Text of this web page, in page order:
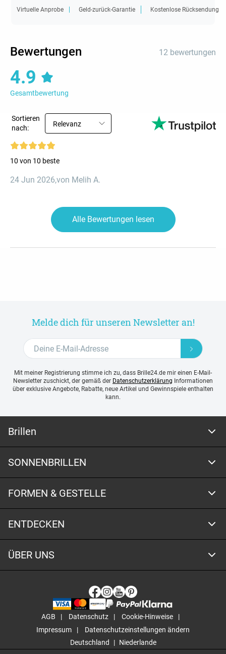
Virtuelle Anprobe Geld-zurück-Garantie Kostenlose Rücksendung
Bewertungen 12 bewertungen
4.9
Gesamtbewertung
Sortieren
nach:
Relevanz
10 von 10 beste
24 Jun 2026,von Melih A.
Alle Bewertungen lesen
Melde dich für unseren Newsletter an!
Mit meiner Registrierung stimme ich zu, dass Brille24.de mir einen E-Mail-
Newsletter zuschickt, der gemäß der Datenschutzerklärung Informationen
über exklusive Angebote, Rabatte, neue Artikel und Gewinnspiele enthalten
kann.
Brillen
SONNENBRILLEN
FORMEN & GESTELLE
ENTDECKEN
ÜBER UNS
AGB Datenschutz
Cookie-Hinweise
Impressum
Datenschutzeinstellungen ändern
Deutschland
Niederlande